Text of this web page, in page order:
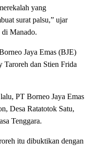
yang
surat palsu,” ujar
di Manado.
Jaya Emas (BJE)
Taroreh dan Stien Frida
PT Borneo Jaya Emas
Desa Ratatotok Satu,
Tenggara.
itu dibuktikan dengan